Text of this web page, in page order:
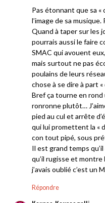
Pas étonnant que sa «
l’image de sa
Quand à taper sur les
pourrais aussi le faire
SMAC qui avouent
mais surtout ne pas
poulains de leurs
chose à se dire à part «
Bref ça tourne en rond
ronronne plutôt…
pied au cul et arrête
qui lui promettent la «
con tout pipé, sous
Il est grand temps
qu’il rugisse et
j’avais oublié c’est un
Répondre